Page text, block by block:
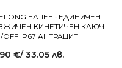
EA11EE · ЕДИНИЧЕН
КИНЕТИЧЕН КЛЮЧ
OFF IP67 АНТРАЦИТ
€/ 33.05 лв.